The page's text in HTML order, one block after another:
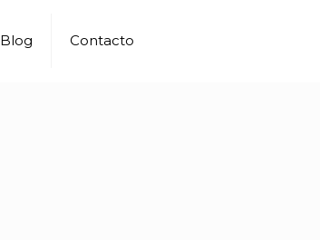
Blog Contacto